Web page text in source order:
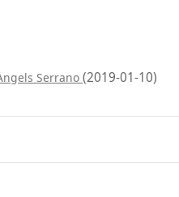
Serrano (2019-01-10)